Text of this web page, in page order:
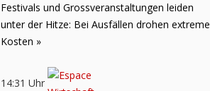
Festivals und Grossveranstaltungen leiden
unter der Hitze: Bei Ausfällen drohen extreme
Kosten »
14:31 Uhr